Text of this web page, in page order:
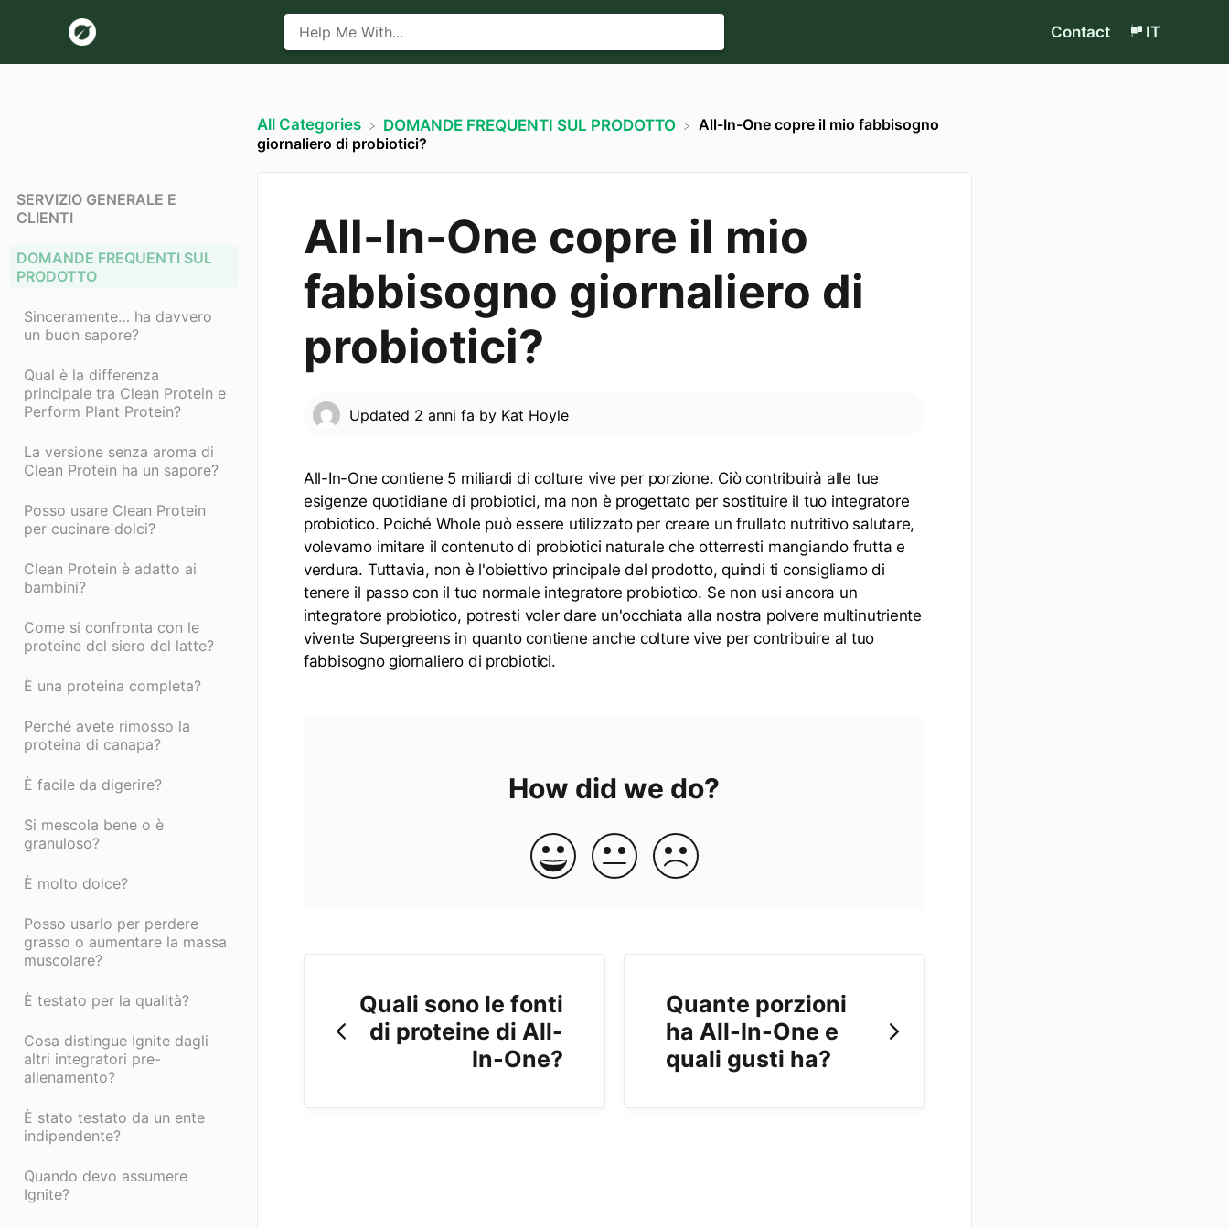
Contact IT
SERVIZIO GENERALE E
CLIENTI
DOMANDE FREQUENTI SUL
PRODOTTO
Sinceramente… ha davvero
un buon sapore?
Qual è la differenza
principale tra Clean Protein e
Perform Plant Protein?
La versione senza aroma di
Clean Protein ha un sapore?
Posso usare Clean Protein
per cucinare dolci?
Clean Protein è adatto ai
bambini?
Come si confronta con le
proteine del siero del latte?
È una proteina completa?
Perché avete rimosso la
proteina di canapa?
È facile da digerire?
Si mescola bene o è
granuloso?
È molto dolce?
Posso usarlo per perdere
grasso o aumentare la massa
muscolare?
È testato per la qualità?
Cosa distingue Ignite dagli
altri integratori pre-
allenamento?
È stato testato da un ente
indipendente?
Quando devo assumere
Ignite?
All Categories ​DOMANDE FREQUENTI SUL PRODOTTO
All-In-One copre il mio fabbisogno
giornaliero di probiotici?
All-In-One copre il mio
fabbisogno giornaliero di
probiotici?
Updated 2 anni fa by Kat Hoyle
All-In-One contiene 5 miliardi di colture vive per porzione. Ciò contribuirà alle tue
esigenze quotidiane di probiotici, ma non è progettato per sostituire il tuo integratore
probiotico. Poiché Whole può essere utilizzato per creare un frullato nutritivo salutare,
volevamo imitare il contenuto di probiotici naturale che otterresti mangiando frutta e
verdura. Tuttavia, non è l'obiettivo principale del prodotto, quindi ti consigliamo di
tenere il passo con il tuo normale integratore probiotico. Se non usi ancora un
integratore probiotico, potresti voler dare un'occhiata alla nostra polvere multinutriente
vivente Supergreens in quanto contiene anche colture vive per contribuire al tuo
fabbisogno giornaliero di probiotici.
How did we do?
Quali sono le fonti
di proteine di All-
In-One?
Quante porzioni
ha All-In-One e
quali gusti ha?